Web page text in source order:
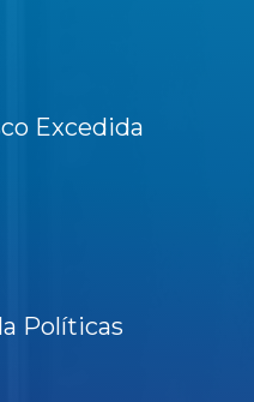
Excedida
Políticas